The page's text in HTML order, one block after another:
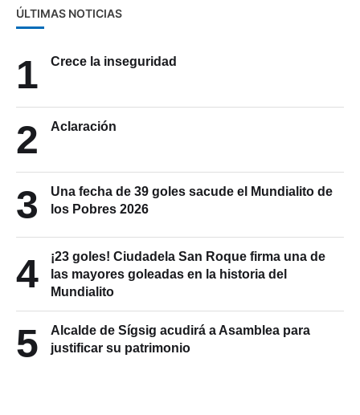
ÚLTIMAS NOTICIAS
1 Crece la inseguridad
2 Aclaración
3
Una fecha de 39 goles sacude el Mundialito de
los Pobres 2026
4
¡23 goles! Ciudadela San Roque firma una de
las mayores goleadas en la historia del
Mundialito
5
Alcalde de Sígsig acudirá a Asamblea para
justificar su patrimonio